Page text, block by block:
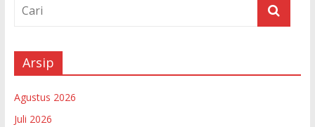
Arsip
Agustus 2026
Juli 2026